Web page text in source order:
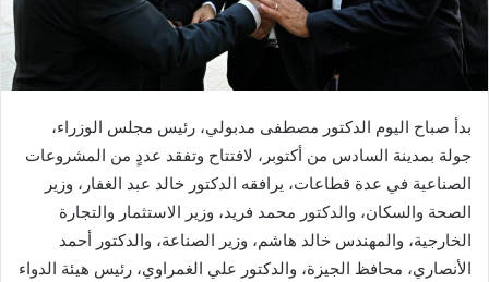
بدأ صباح اليوم الدكتور مصطفى مدبولي، رئيس مجلس الوزراء،
جولة بمدينة السادس من أكتوبر، لافتتاح وتفقد عددٍ من المشروعات
الصناعية في عدة قطاعات، يرافقه الدكتور خالد عبد الغفار، وزير
الصحة والسكان، والدكتور محمد فريد، وزير الاستثمار والتجارة
الخارجية، والمهندس خالد هاشم، وزير الصناعة، والدكتور أحمد
الأنصاري، محافظ الجيزة، والدكتور علي الغمراوي، رئيس هيئة الدواء